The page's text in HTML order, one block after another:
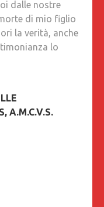
dalle nostre
di mio figlio
la verità, anche
lo
A.M.C.V.S.